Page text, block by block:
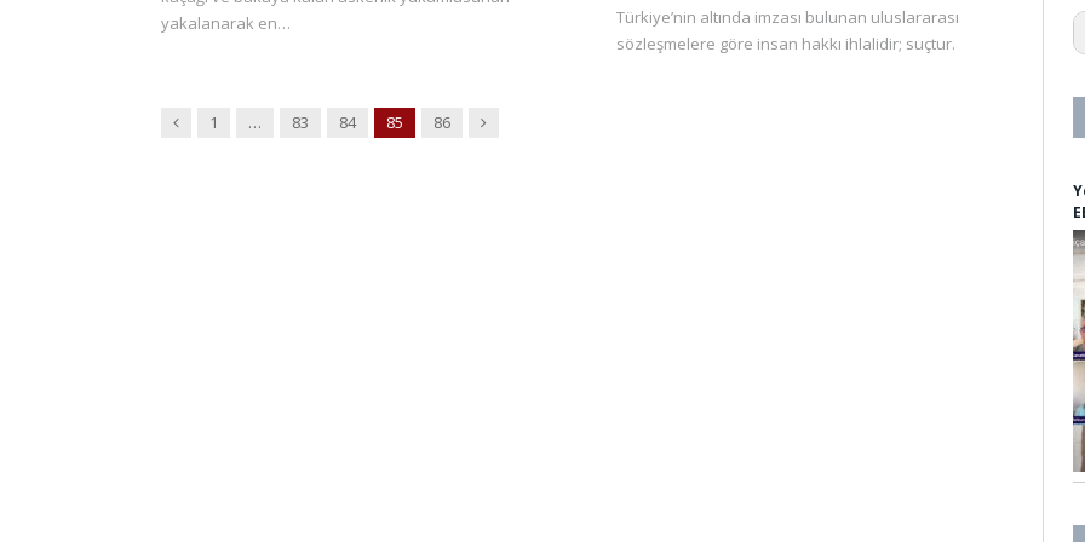
yakalanarak en…
Türkiye’nin altında imzası bulunan uluslararası
sözleşmelere göre insan hakkı ihlalidir; suçtur.
Previous
1 … 83 84 85 86 Next
1
ab